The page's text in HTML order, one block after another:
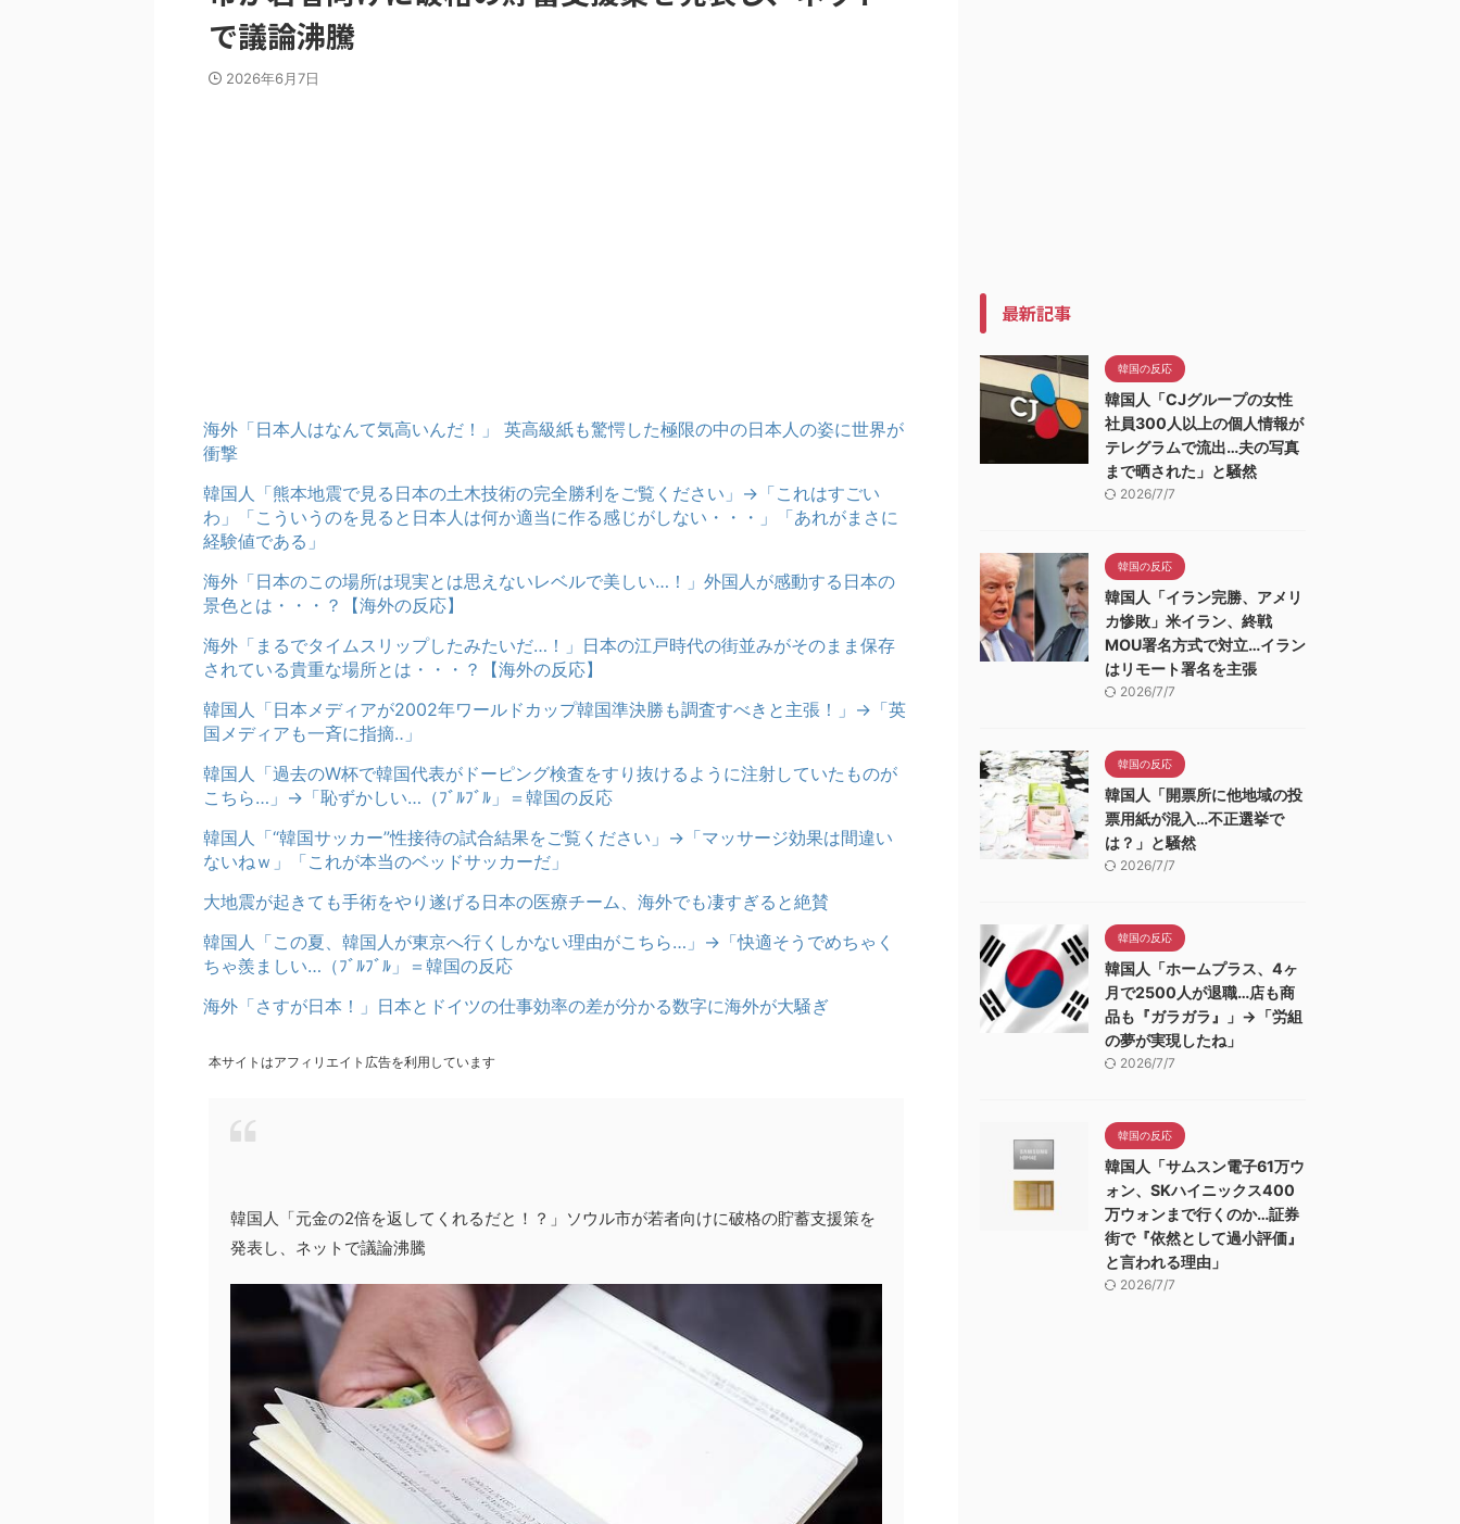
で議論沸騰
2026年6月7日
海外「日本人はなんて気高いんだ！」 英高級紙も驚愕した極限の中の日本人の姿に世界が
衝撃
韓国人「熊本地震で見る日本の土木技術の完全勝利をご覧ください」→「これはすごい
わ」「こういうのを見ると日本人は何か適当に作る感じがしない・・・」「あれがまさに
経験値である」
海外「日本のこの場所は現実とは思えないレベルで美しい…！」外国人が感動する日本の
景色とは・・・？【海外の反応】
海外「まるでタイムスリップしたみたいだ…！」日本の江戸時代の街並みがそのまま保存
されている貴重な場所とは・・・？【海外の反応】
韓国人「日本メディアが2002年ワールドカップ韓国準決勝も調査すべきと主張！」→「英
国メディアも一斉に指摘‥」
韓国人「過去のW杯で韓国代表がドーピング検査をすり抜けるように注射していたものが
こちら…」→「恥ずかしい…（ﾌﾞﾙﾌﾞﾙ」＝韓国の反応
韓国人「“韓国サッカー”性接待の試合結果をご覧ください」→「マッサージ効果は間違い
ないねｗ」「これが本当のベッドサッカーだ」
大地震が起きても手術をやり遂げる日本の医療チーム、海外でも凄すぎると絶賛
韓国人「この夏、韓国人が東京へ行くしかない理由がこちら…」→「快適そうでめちゃく
ちゃ羨ましい…（ﾌﾞﾙﾌﾞﾙ」＝韓国の反応
海外「さすが日本！」日本とドイツの仕事効率の差が分かる数字に海外が大騒ぎ
本サイトはアフィリエイト広告を利用しています
韓国人「元金の2倍を返してくれるだと！？」ソウル市が若者向けに破格の貯蓄支援策を
発表し、ネットで議論沸騰
最新記事
韓国の反応
韓国人「CJグループの女性
社員300人以上の個人情報が
テレグラムで流出…夫の写真
まで晒された」と騒然
2026/7/7
韓国の反応
韓国人「イラン完勝、アメリ
カ惨敗」米イラン、終戦
MOU署名方式で対立…イラン
はリモート署名を主張
2026/7/7
韓国の反応
韓国人「開票所に他地域の投
票用紙が混入…不正選挙で
は？」と騒然
2026/7/7
韓国の反応
韓国人「ホームプラス、4ヶ
月で2500人が退職…店も商
品も『ガラガラ』」→「労組
の夢が実現したね」
2026/7/7
韓国の反応
韓国人「サムスン電子61万ウ
ォン、SKハイニックス400
万ウォンまで行くのか…証券
街で『依然として過小評価』
と言われる理由」
2026/7/7